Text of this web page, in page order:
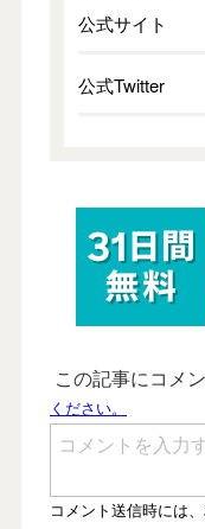
公式サイト
公式Twitter